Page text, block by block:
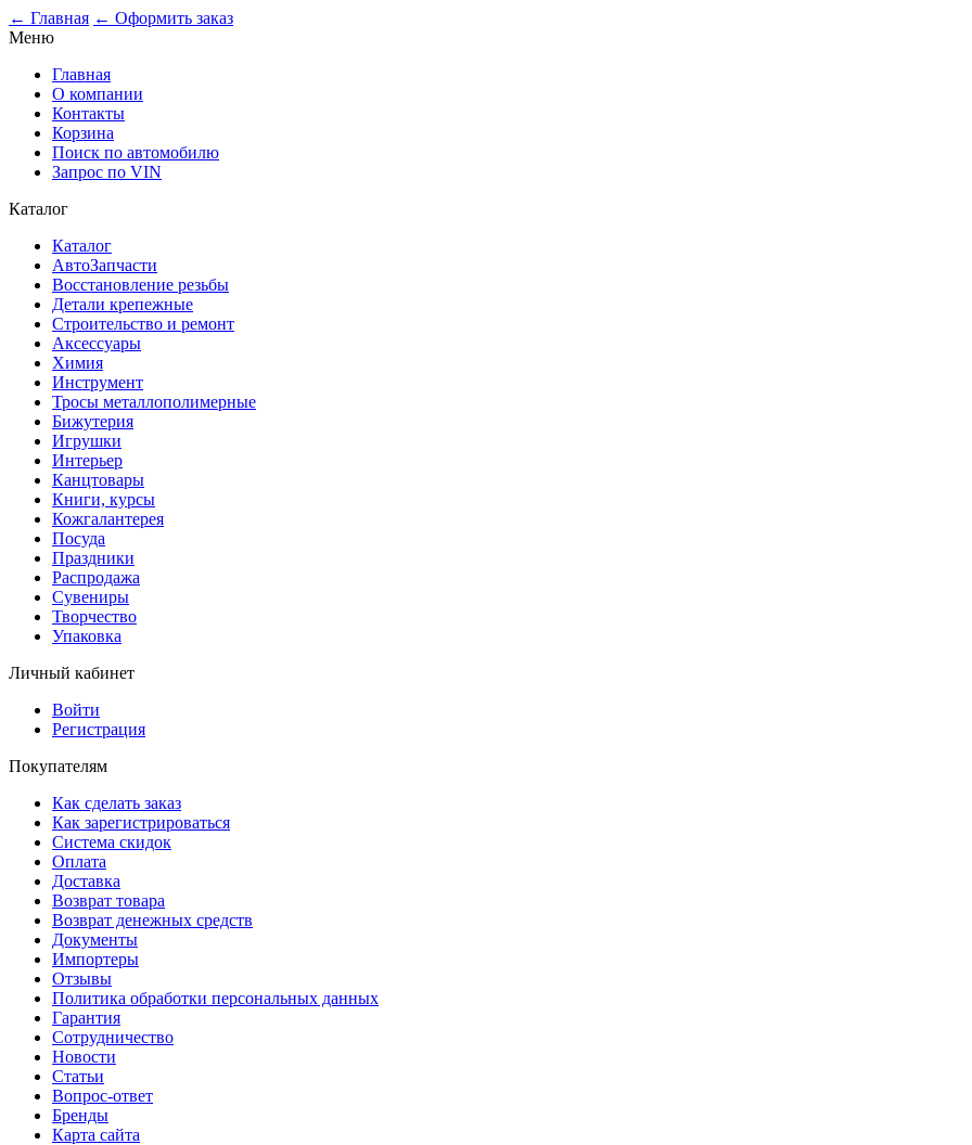
← Главная ← Оформить заказ
Меню
Главная
О компании
Контакты
Корзина
Поиск по автомобилю
Запрос по VIN
Каталог
Каталог
АвтоЗапчасти
Восстановление резьбы
Детали крепежные
Строительство и ремонт
Аксессуары
Химия
Инструмент
Тросы металлополимерные
Бижутерия
Игрушки
Интерьер
Канцтовары
Книги, курсы
Кожгалантерея
Посуда
Праздники
Распродажа
Сувениры
Творчество
Упаковка
Личный кабинет
Войти
Регистрация
Покупателям
Как сделать заказ
Как зарегистрироваться
Система скидок
Оплата
Доставка
Возврат товара
Возврат денежных средств
Документы
Импортеры
Отзывы
Политика обработки персональных данных
Гарантия
Сотрудничество
Новости
Статьи
Вопрос-ответ
Бренды
Карта сайта